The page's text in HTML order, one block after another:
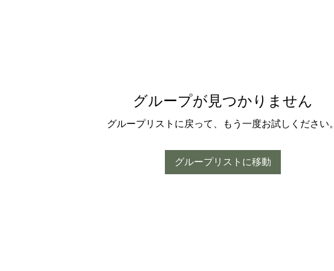
グループが見つかりません
グループリストに戻って、もう一度お試しください。
グループリストに移動